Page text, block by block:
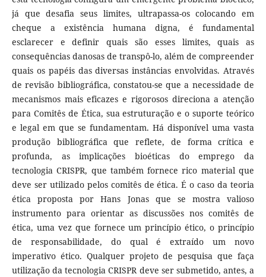
já que desafia seus limites, ultrapassa-os colocando em
cheque a existência humana digna, é fundamental
esclarecer e definir quais são esses limites, quais as
consequências danosas de transpô-lo, além de compreender
quais os papéis das diversas instâncias envolvidas. Através
de revisão bibliográfica, constatou-se que a necessidade de
mecanismos mais eficazes e rigorosos direciona a atenção
para Comitês de Ética, sua estruturação e o suporte teórico
e legal em que se fundamentam. Há disponível uma vasta
produção bibliográfica que reflete, de forma crítica e
profunda, as implicações bioéticas do emprego da
tecnologia CRISPR, que também fornece rico material que
deve ser utilizado pelos comitês de ética. É o caso da teoria
ética proposta por Hans Jonas que se mostra valioso
instrumento para orientar as discussões nos comitês de
ética, uma vez que fornece um princípio ético, o princípio
de responsabilidade, do qual é extraído um novo
imperativo ético. Qualquer projeto de pesquisa que faça
utilização da tecnologia CRISPR deve ser submetido, antes, a